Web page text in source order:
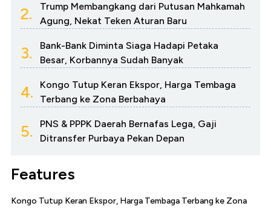
2.
Trump Membangkang dari Putusan Mahkamah
Agung, Nekat Teken Aturan Baru
3.
Bank-Bank Diminta Siaga Hadapi Petaka
Besar, Korbannya Sudah Banyak
4.
Kongo Tutup Keran Ekspor, Harga Tembaga
Terbang ke Zona Berbahaya
5.
PNS & PPPK Daerah Bernafas Lega, Gaji
Ditransfer Purbaya Pekan Depan
Features
Kongo Tutup Keran Ekspor, Harga Tembaga Terbang ke Zona